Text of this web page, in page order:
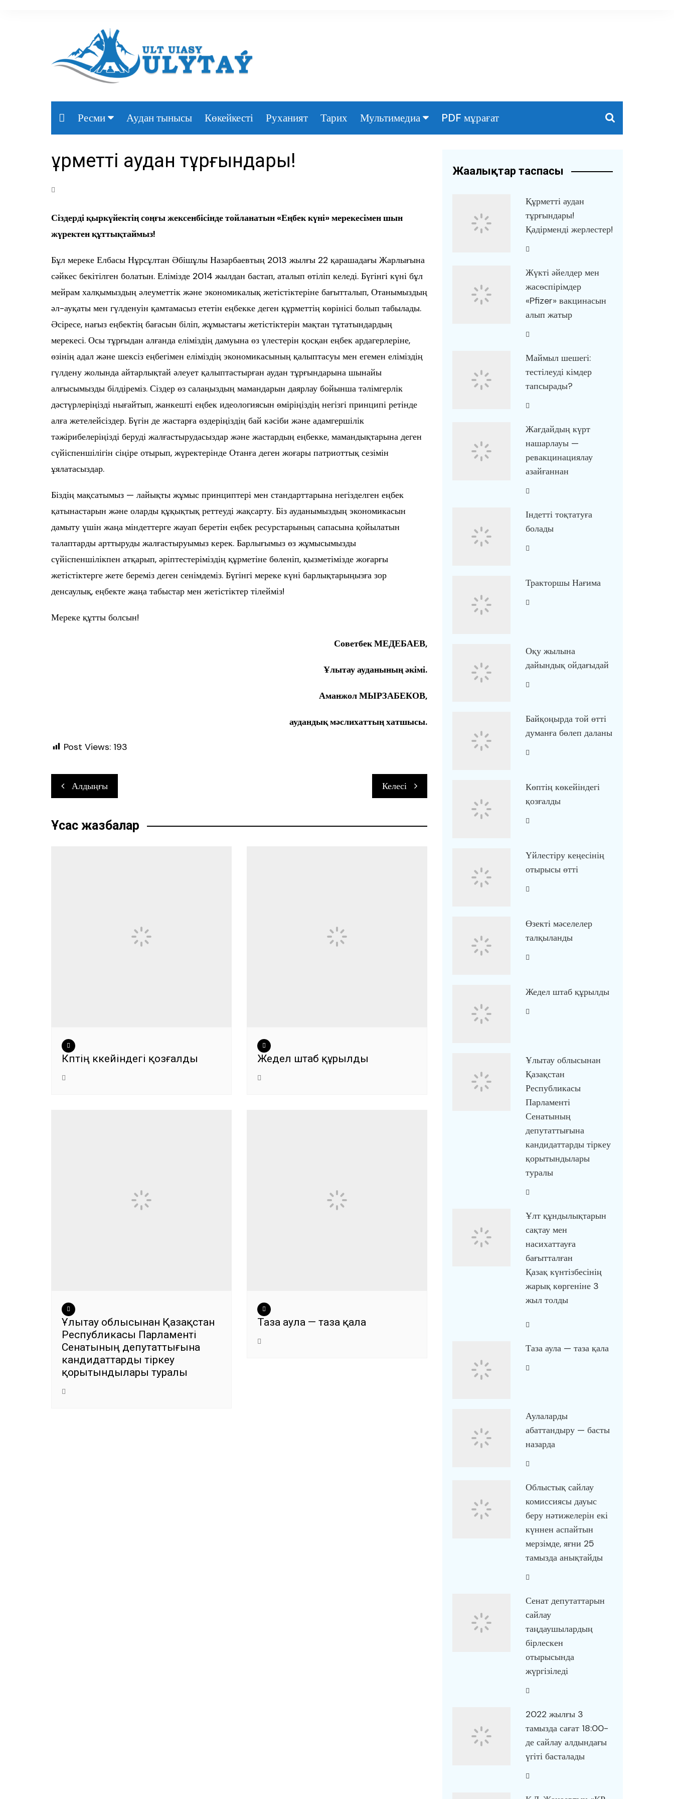
Ресми
Үкімет
Аудан тынысы Көкейкесті Руханият Тарих Мультимедиа PDF мұрағат
Құрметті аудан тұрғындары!
Сіздерді қыркүйектің соңғы жексенбісінде тойланатын «Еңбек күні» мерекесімен шын
жүректен құттықтаймыз!
Бұл мереке Елбасы Нұрсұлтан Әбішұлы Назарбаевтың 2013 жылғы 22 қарашадағы Жарлығына
сәйкес бекітілген болатын. Елімізде 2014 жылдан бастап, аталып өтіліп келеді. Бүгінгі күні бұл
мейрам халқымыздың әлеуметтік және экономикалық жетістіктеріне бағытталып, Отанымыздың
әл-ауқаты мен гүлденуін қамтамасыз ететін еңбекке деген құрметтің көрінісі болып табылады.
Әсіресе, нағыз еңбектің бағасын біліп, жұмыстағы жетістіктерін мақтан тұтатындардың
мерекесі. Осы тұрғыдан алғанда еліміздің дамуына өз үлестерін қосқан еңбек ардагерлеріне,
өзінің адал және шексіз еңбегімен еліміздің экономикасының қалыптасуы мен егемен еліміздің
гүлдену жолында айтарлықтай әлеует қалыптастырған аудан тұрғындарына шынайы
алғысымызды білдіреміз. Сіздер өз салаңыздың мамандарын даярлау бойынша тәлімгерлік
дәстүрлеріңізді нығайтып, жанкешті еңбек идеологиясын өміріңіздің негізгі принципі ретінде
алға жетелейсіздер. Бүгін де жастарға өздеріңіздің бай кәсіби және адамгершілік
тәжірибелеріңізді беруді жалғастырудасыздар және жастардың еңбекке, мамандықтарына деген
сүйіспеншілігін сіңіре отырып, жүректерінде Отанға деген жоғары патриоттық сезімін
ұялатасыздар.
Біздің мақсатымыз — лайықты жұмыс принциптері мен стандарттарына негізделген еңбек
қатынастарын және оларды құқықтық реттеуді жақсарту. Біз ауданымыздың экономикасын
дамыту үшін жаңа міндеттерге жауап беретін еңбек ресурстарының сапасына қойылатын
талаптарды арттыруды жалғастыруымыз керек. Барлығымыз өз жұмысымызды
сүйіспеншілікпен атқарып, әріптестеріміздің құрметіне бөленіп, қызметімізде жоғарғы
жетістіктерге жете береміз деген сенімдеміз. Бүгінгі мереке күні барлықтарыңызға зор
денсаулық, еңбекте жаңа табыстар мен жетістіктер тілейміз!
Мереке құтты болсын!
Советбек МЕДЕБАЕВ,
Ұлытау ауданының әкімі.
Аманжол МЫРЗАБЕКОВ,
аудандық мәслихаттың хатшысы.
Post Views: 193
Навигация
по
записям
Алдыңғы Келесі
Ұқсас жазбалар
Көптің көкейіндегі қозғалды Жедел штаб құрылды
Ұлытау облысынан Қазақстан
Республикасы Парламенті
Сенатының депутаттығына
кандидаттарды тіркеу
қорытындылары туралы
Таза аула — таза қала
Жаңалықтар таспасы
Құрметті аудан
тұрғындары!
Қадірменді жерлестер!
Жүкті әйелдер мен
жасөспірімдер
«Pfizer» вакцинасын
алып жатыр
Маймыл шешегі:
тестілеуді кімдер
тапсырады?
Жағдайдың күрт
нашарлауы —
ревакцинациялау
азайғаннан
Індетті тоқтатуға
болады
Тракторшы Нағима
Оқу жылына
дайындық ойдағыдай
Байқоңырда той өтті
думанға бөлеп даланы
Көптің көкейіндегі
қозғалды
Үйлестіру кеңесінің
отырысы өтті
Өзекті мәселелер
талқыланды
Жедел штаб құрылды
Ұлытау облысынан
Қазақстан
Республикасы
Парламенті
Сенатының
депутаттығына
кандидаттарды тіркеу
қорытындылары
туралы
Ұлт құндылықтарын
сақтау мен
насихаттауға
бағытталған
Қазақ күнтізбесінің
жарық көргеніне 3
жыл толды
Таза аула — таза қала
Аулаларды
абаттандыру — басты
назарда
Облыстық сайлау
комиссиясы дауыс
беру нәтижелерін екі
күннен аспайтын
мерзімде, яғни 25
тамызда анықтайды
Сенат депутаттарын
сайлау
таңдаушылардың
бірлескен
отырысында
жүргізіледі
2022 жылғы 3
тамызда сағат 18:00-
де сайлау алдындағы
үгіті басталады